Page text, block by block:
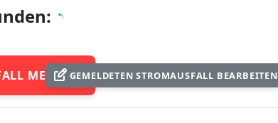
MELDENGEMELDETEN STROMAUSFALL BEARBEITEN